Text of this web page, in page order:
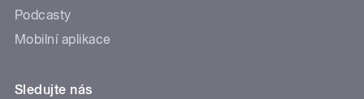
Podcasty
Mobilní aplikace
Sledujte nás